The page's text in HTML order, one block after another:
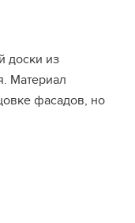
доски из
Материал
фасадов, но